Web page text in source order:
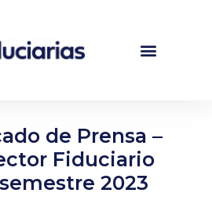
de Prensa –
Fiduciario
2023